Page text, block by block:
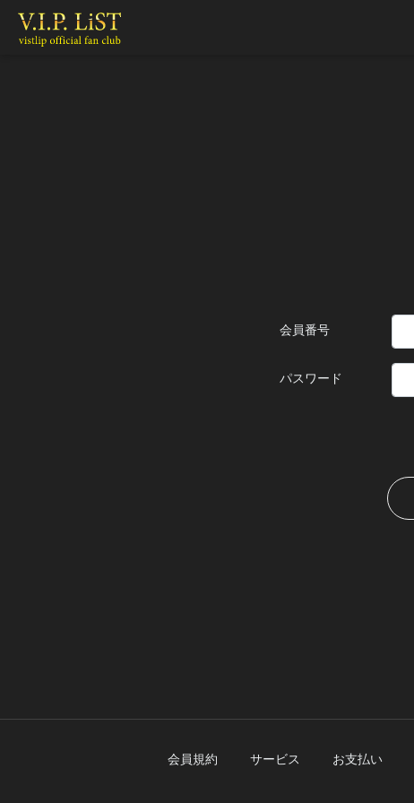
会員番号
パスワード
会員規約 サービス お支払い